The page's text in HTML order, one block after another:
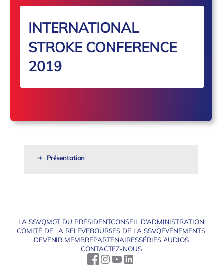
INTERNATIONAL
STROKE CONFERENCE
2019
Présentation
LA SSVQMOT DU PRÉSIDENTCONSEIL D’ADMINISTRATION
COMITÉ DE LA RELÈVEBOURSES DE LA SSVQÉVÉNEMENTS
DEVENIR MEMBREPARTENAIRESSÉRIES AUDIOS
CONTACTEZ-NOUS